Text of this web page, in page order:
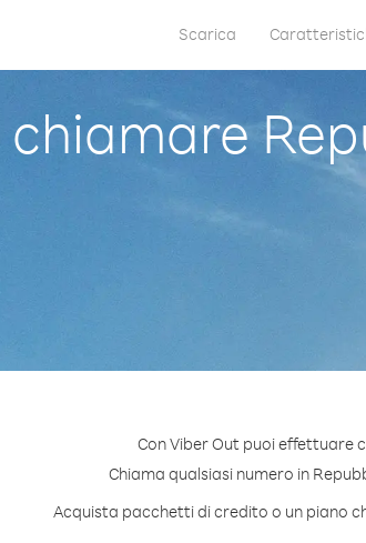
Scarica
chiamare
Con Viber Out puoi effettuare
Chiama qualsiasi numero in
Acquista pacchetti di credito o un piano